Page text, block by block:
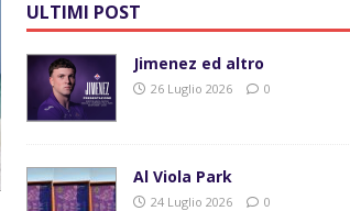
ULTIMI POST
Jimenez ed altro
26 Luglio 2026 0
Al Viola Park
24 Luglio 2026 0